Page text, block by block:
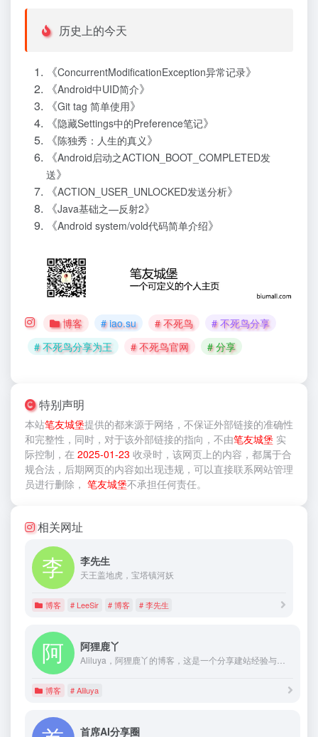
历史上的今天
《ConcurrentModificationException异常记录》
《Android中UID简介》
《Git tag 简单使用》
《隐藏Settings中的Preference笔记》
《陈独秀：人生的真义》
《Android启动之ACTION_BOOT_COMPLETED发
送》
《ACTION_USER_UNLOCKED发送分析》
《Java基础之—反射2》
《Android system/vold代码简单介绍》
博客 # iao.su # 不死鸟
# 不死鸟分享
# 不死鸟分享为王
# 不死鸟官网 # 分享
特别声明
本站笔友城堡提供的都来源于网络，不保证外部链接的准确性
和完整性，同时，对于该外部链接的指向，不由笔友城堡 实
际控制，在 2025-01-23 收录时，该网页上的内容，都属于合
规合法，后期网页的内容如出现违规，可以直接联系网站管理
员进行删除， 笔友城堡不承担任何责任。
相关网址
李先生
天王盖地虎，宝塔镇河妖
博客 # LeeSir # 博客 # 李先生
阿狸鹿丫
Aliluya，阿狸鹿丫的博客，这是一个分享建站经验与有趣的事物和生活的博客，同时结识一些志同道合有一样兴趣爱好的朋友和大神。
博客 # Aliluya
首席AI分享圈